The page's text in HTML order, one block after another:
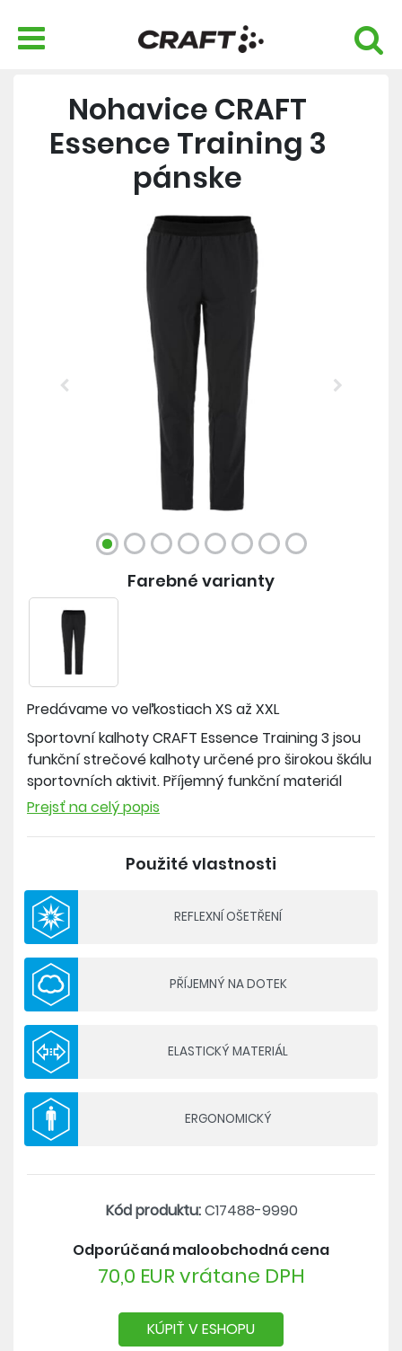
Nohavice CRAFT
Essence Training 3
pánske
Previous Next
Sportovní kalhoty CRAFT Essence Training 3 jsou
funkční strečové kalhoty určené pro širokou škálu
sportovních aktivit. Příjemný funkční materiál
efektivně odvádí vlhkost od těla pryč a poskytuje
strany stehen. Skvěle se tak hodí na běh,
intenzivní trénink v tělocvičně, ale také napříkla na
procházku v lese.
Složení: 92 % recyklovaný polyamid, 8 % elastan
- tkaný strečový materiál
- perforace v oblasti lýtek a z vnější strany stehen
- guma v pase s možností stažení šňůrkou
- dvě boční kapsy na zip
- reflexní ošetření
- volný střih
Prejsť na celý popis
Použité vlastnosti
REFLEXNÍ OŠETŘENÍ
PŘÍJEMNÝ NA DOTEK
ELASTICKÝ MATERIÁL
ERGONOMICKÝ
Predávame vo veľkostiachXS až XXL
Farebné varianty
Kód produktu:C17488-9990
Odporúčaná maloobchodná cena
70,0 EUR vrátane DPH
KÚPIŤ V ESHOPU